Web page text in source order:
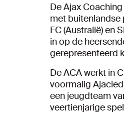
De Ajax
met buitenlandse
FC (Australië) en
in op de
gerepresenteerd
De ACA werkt in
voormalig
een jeugdteam
veertienjarige